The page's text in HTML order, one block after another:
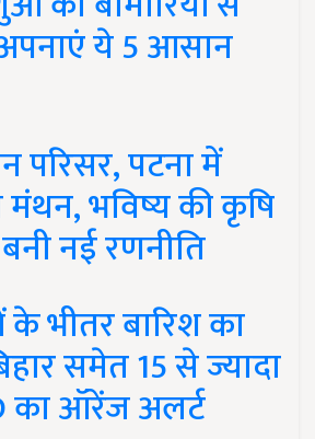
ये 5 आसान
परिसर, पटना में
मंथन, भविष्य की कृषि
नई रणनीति
भीतर बारिश का
समेत 15 से ज्यादा
का ऑरेंज अलर्ट